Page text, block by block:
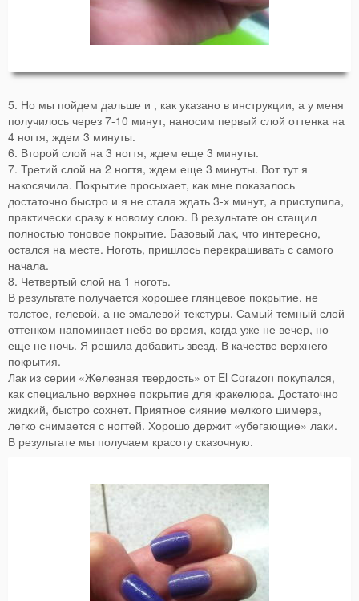
5. Но мы пойдем дальше и , как указано в инструкции, а у меня
получилось через 7-10 минут, наносим первый слой оттенка на
4 ногтя, ждем 3 минуты.
6. Второй слой на 3 ногтя, ждем еще 3 минуты.
7. Третий слой на 2 ногтя, ждем еще 3 минуты. Вот тут я
накосячила. Покрытие просыхает, как мне показалось
достаточно быстро и я не стала ждать 3-х минут, а приступила,
практически сразу к новому слою. В результате он стащил
полностью тоновое покрытие. Базовый лак, что интересно,
остался на месте. Ноготь, пришлось перекрашивать с самого
начала.
8. Четвертый слой на 1 ноготь.
В результате получается хорошее глянцевое покрытие, не
толстое, гелевой, а не эмалевой текстуры. Самый темный слой
оттенком напоминает небо во время, когда уже не вечер, но
еще не ночь. Я решила добавить звезд. В качестве верхнего
покрытия.
Лак из серии «Железная твердость» от El Сorazon покупался,
как специально верхнее покрытие для кракелюра. Достаточно
жидкий, быстро сохнет. Приятное сияние мелкого шимера,
легко снимается с ногтей. Хорошо держит «убегающие» лаки.
В результате мы получаем красоту сказочную.